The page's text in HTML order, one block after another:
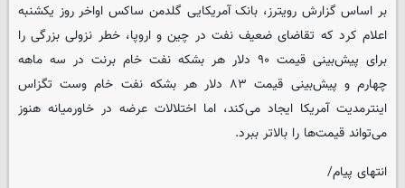
بر اساس گزارش رویترز، بانک آمریکایی گلدمن ساکس اواخر روز یکشنبه
اعلام کرد که تقاضای ضعیف نفت در چین و اروپا، خطر نزولی بزرگی را
برای پیش‌بینی قیمت ۹۰ دلار هر بشکه نفت خام برنت در سه ماهه
چهارم و پیش‌بینی قیمت ۸۳ دلار هر بشکه نفت خام وست تگزاس
اینترمدیت آمریکا ایجاد می‌کند، اما اختلالات عرضه در خاورمیانه هنوز
می‌تواند قیمت‌ها را بالاتر ببرد.
انتهای پیام/